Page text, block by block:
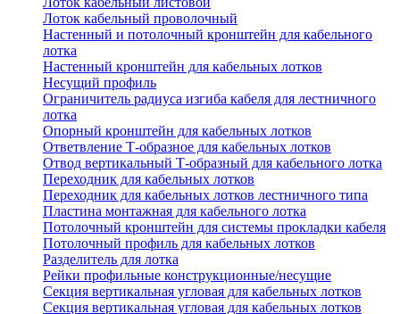
Лоток кабельный проволочный
Настенный и потолочный кронштейн для кабельного
лотка
Настенный кронштейн для кабельных лотков
Несущий профиль
Ограничитель радиуса изгиба кабеля для лестничного
лотка
Опорный кронштейн для кабельных лотков
Ответвление Т-образное для кабельных лотков
Отвод вертикальный Т-образный для кабельного лотка
Переходник для кабельных лотков
Переходник для кабельных лотков лестничного типа
Пластина монтажная для кабельного лотка
Потолочный кронштейн для системы прокладки кабеля
Потолочный профиль для кабельных лотков
Разделитель для лотка
Рейки профильные конструкционные/несущие
Секция вертикальная угловая для кабельных лотков
Секция вертикальная угловая для кабельных лотков